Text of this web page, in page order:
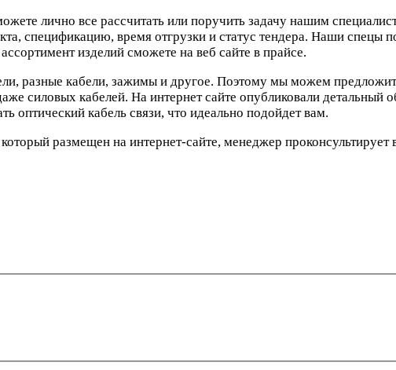
лично все рассчитать или поручить задачу нашим
спецификацию, время отгрузки и статус тендера. Наши спецы
изделий сможете на веб сайте в прайсе.
разные кабели, зажимы и другое. Поэтому мы можем
силовых кабелей. На интернет сайте опубликовали детальный
оптический кабель связи, что идеально подойдет вам.
размещен на интернет-сайте, менеджер проконсультирует